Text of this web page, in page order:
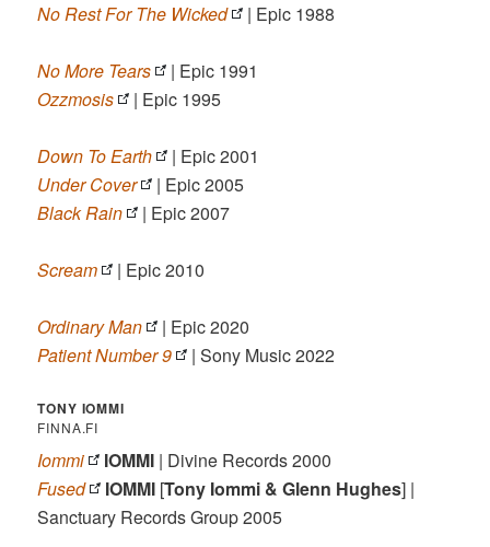
No Rest For The Wicked
| Epic 1988
No More Tears
| Epic 1991
Ozzmosis
| Epic 1995
Down To Earth
| Epic 2001
Under Cover
| Epic 2005
Black Rain
| Epic 2007
Scream | Epic 2010
Ordinary Man
| Epic 2020
Patient Number 9
| Sony Music 2022
TONY IOMMI
FINNA.FI
Iommi IOMMI | Divine Records 2000
Fused
IOMMI [Tony Iommi & Glenn Hughes] |
Sanctuary Records Group 2005